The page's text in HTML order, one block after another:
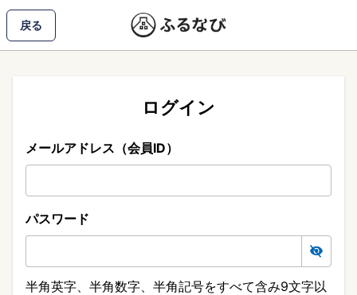
戻る
ログイン
メールアドレス（会員ID）
パスワード
半角英字、半角数字、半角記号をすべて含み9文字以